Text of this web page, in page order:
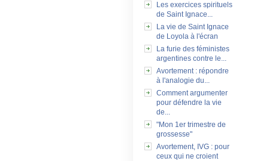
Les exercices spirituels
de Saint Ignace...
La vie de Saint Ignace
de Loyola à l'écran
La furie des féministes
argentines contre le...
Avortement : répondre
à l'analogie du...
Comment argumenter
pour défendre la vie
de...
"Mon 1er trimestre de
grossesse"
Avortement, IVG : pour
ceux qui ne croient